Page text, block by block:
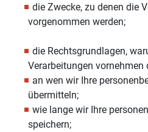
die Zwecke, zu denen die
vorgenommen werden;
die Rechtsgrundlagen,
Verarbeitungen vornehmen
an wen wir Ihre
übermitteln;
wie lange wir Ihre
speichern;